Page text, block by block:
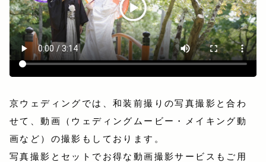
京ウェディングでは、和装前撮りの写真撮影と合わ
せて、動画（ウェディングムービー・メイキング動
画など）の撮影もしております。
写真撮影とセットでお得な動画撮影サービスもご用